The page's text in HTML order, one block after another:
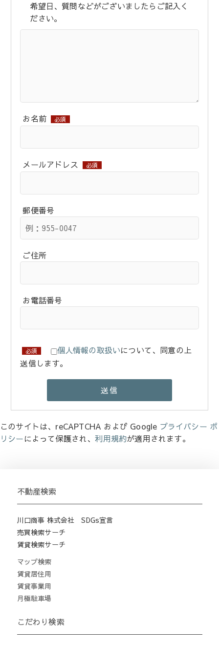
希望日、質問などがございましたらご記入く
ださい。
お名前 必須
メールアドレス 必須
郵便番号
ご住所
お電話番号
必須 個人情報の取扱いについて、同意の上
送信します。
このサイトは、reCAPTCHA および Google プライバシー ポ
リシーによって保護され、利用規約が適用されます。
不動産検索
川口商事 株式会社 SDGs宣言
売買検索サーチ
賃貸検索サーチ
マップ検索
賃貸居住用
賃貸事業用
月極駐車場
こだわり検索